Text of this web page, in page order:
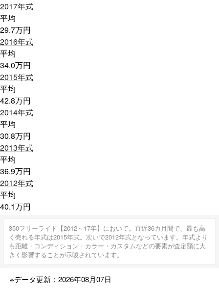
2017年式
平均
29.7万円
2016年式
平均
34.0万円
2015年式
平均
42.8万円
2014年式
平均
30.8万円
2013年式
平均
36.9万円
2012年式
平均
40.1万円
350フリーライド【2012～17年】において。直近36カ月間で、最も高
く売れる年式は2015年式。次いで2012年式となっています。年式より
も距離・コンディション・カラー・カスタムなどの要素が査定額に大
きく影響することが示唆されています。
※データ更新：2026年08月07日